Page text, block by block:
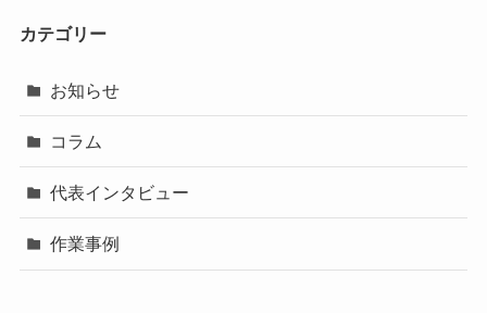
カテゴリー
お知らせ
コラム
代表インタビュー
作業事例